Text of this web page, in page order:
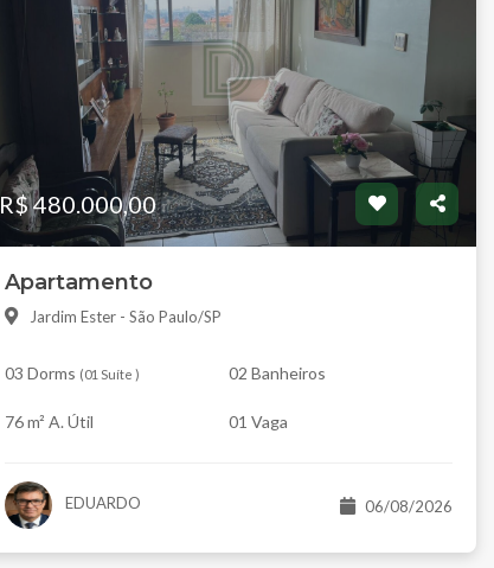
R$ 480.000,00
Apartamento
Jardim Ester - São Paulo/SP
03 Dorms (01 Suíte ) 02 Banheiros
76 m² A. Útil 01 Vaga
EDUARDO 06/08/2026